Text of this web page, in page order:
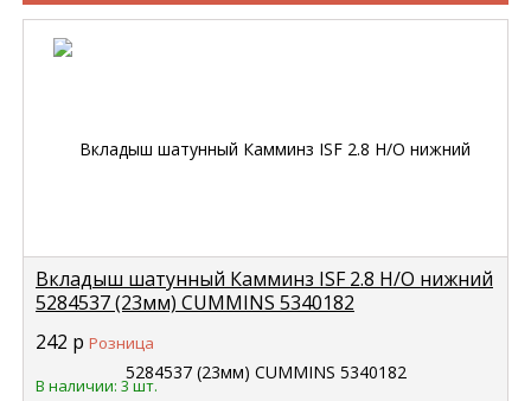
Вкладыш шатунный Камминз ISF 2.8 Н/О нижний
5284537 (23мм) CUMMINS 5340182
242 р Розница
В наличии: 3 шт.